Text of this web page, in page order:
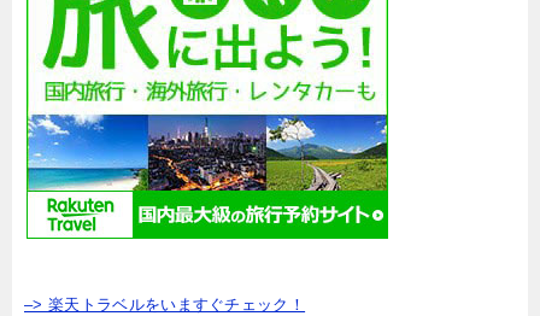
–> 楽天トラベルをいますぐチェック！